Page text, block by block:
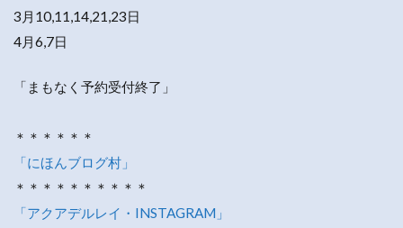
3月10,11,14,21,23日
4月6,7日
「まもなく予約受付終了」
＊＊＊＊＊＊
「にほんブログ村」
＊＊＊＊＊＊＊＊＊＊
「アクアデルレイ・INSTAGRAM」